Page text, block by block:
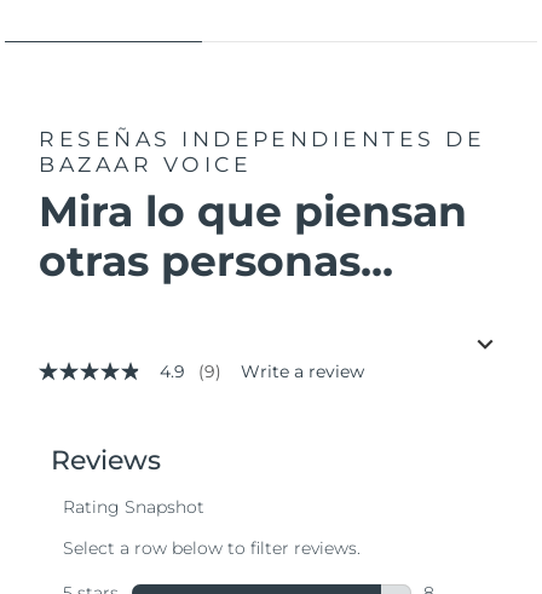
RESEÑAS INDEPENDIENTES
DE
BAZAAR VOICE
Mira lo que piensan
otras personas...
4.9
stars,
average
value.
4.9 (9) Write a review